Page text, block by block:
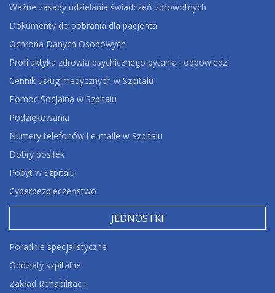
Ważne zasady udzielania świadczeń zdrowotnych
Dokumenty do pobrania dla pacjenta
Ochrona Danych Osobowych
Profilaktyka zdrowia psychicznego pytania i odpowiedzi
Cennik usług medycznych w Szpitalu
Pomoc Socjalna w Szpitalu
Podziękowania
Numery telefonów i e-maile w Szpitalu
Dobry posiłek
Pobyt w Szpitalu
Cyberbezpieczeństwo
JEDNOSTKI
Poradnie specjalistyczne
Oddziały szpitalne
Zakład Rehabilitacji